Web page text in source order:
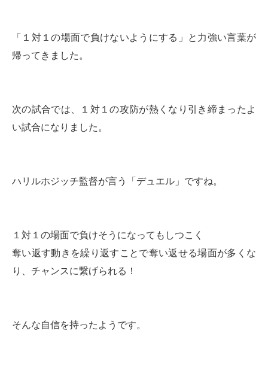
「１対１の場面で負けないようにする」と力強い言葉が
帰ってきました。
次の試合では、１対１の攻防が熱くなり引き締まったよ
い試合になりました。
ハリルホジッチ監督が言う「デュエル」ですね。
１対１の場面で負けそうになってもしつこく
奪い返す動きを繰り返すことで奪い返せる場面が多くな
り、チャンスに繋げられる！
そんな自信を持ったようです。